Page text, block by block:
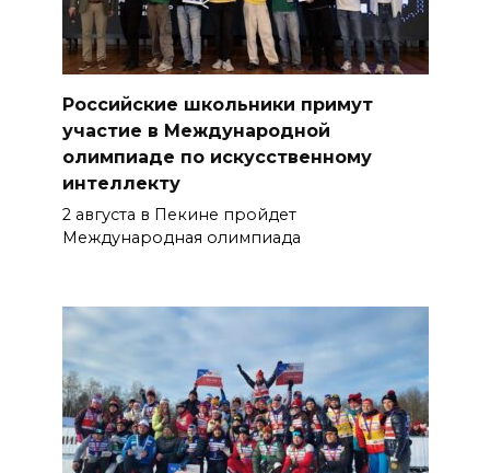
Российские школьники примут
участие в Международной
олимпиаде по искусственному
интеллекту
2 августа в Пекине пройдет
Международная олимпиада